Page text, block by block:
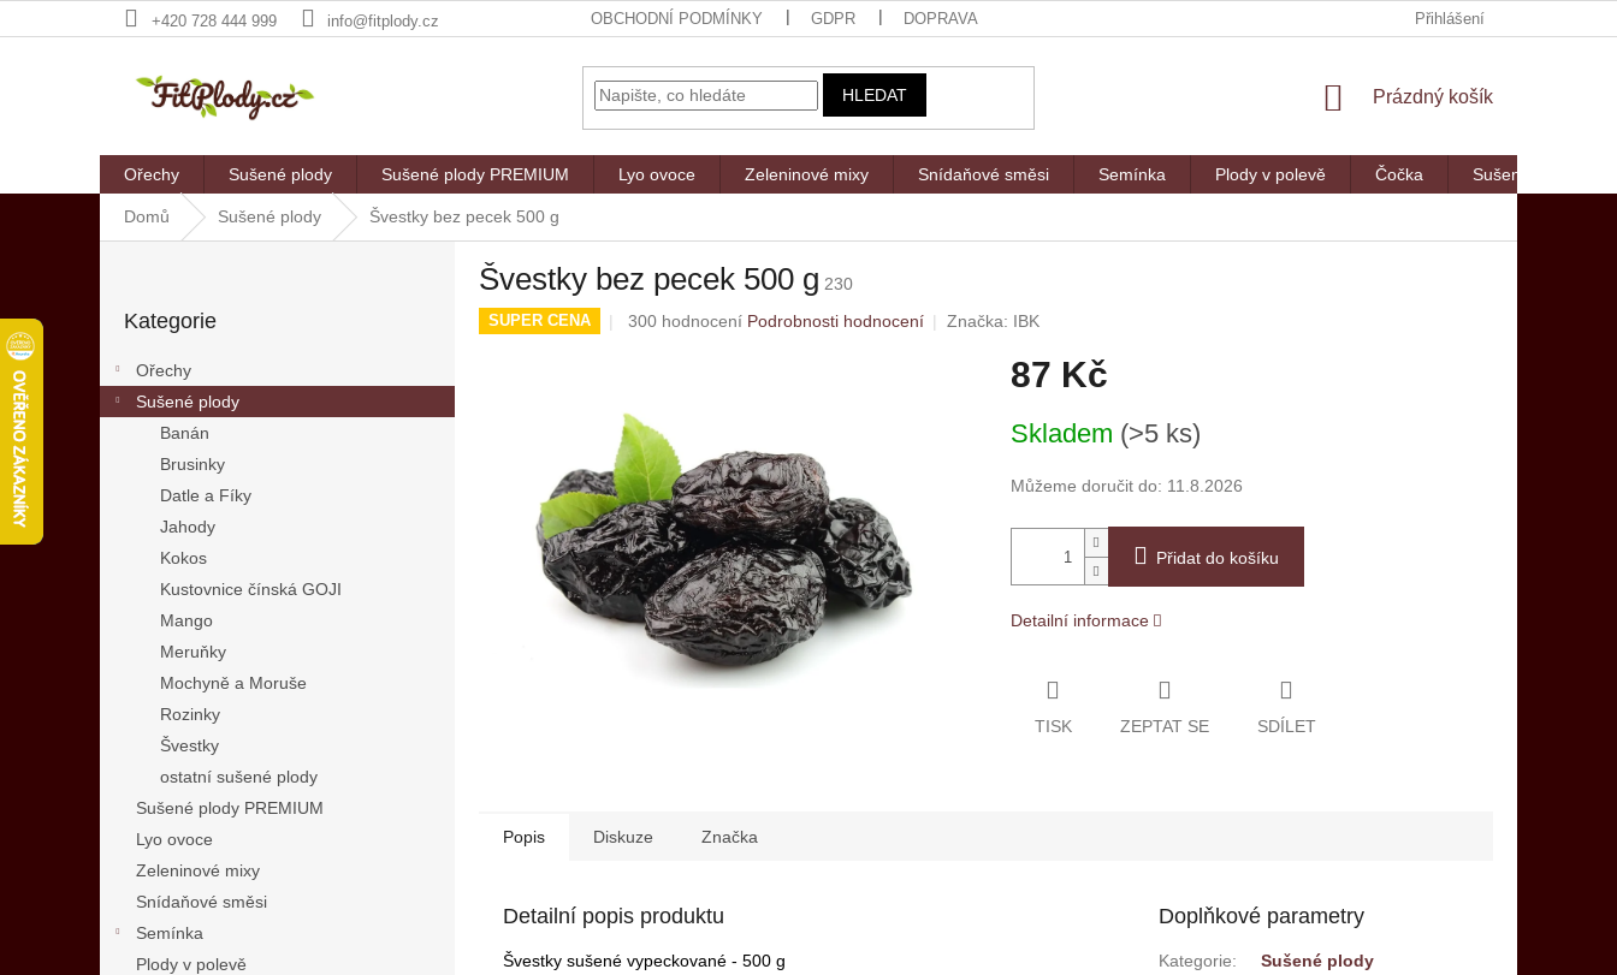
na
+420 728 444 999 info@fitplody.cz OBCHODNÍ PODMÍNKY GDPR DOPRAVA Přihlášení
HLEDAT
NÁKUPNÍ
Prázdný košík
Ořechy Sušené plody Sušené plody PREMIUM Lyo ovoce Zeleninové mixy Snídaňové směsi Semínka Plody v polevě Čočka Sušené maso
Domů Sušené plody Švestky bez pecek 500 g
a
n
kategorie
Kategorie
Ořechy
Sušené plody
Banán
Brusinky
Datle a Fíky
Jahody
Kokos
Kustovnice čínská GOJI
Mango
Meruňky
Mochyně a Moruše
Rozinky
Švestky
ostatní sušené plody
Sušené plody PREMIUM
Lyo ovoce
Zeleninové mixy
Snídaňové směsi
Semínka
Plody v polevě
Švestky bez pecek 500 g 230
SUPER CENA
Průměrné
4,9
z
5
hvězdiček.
300 hodnocení Podrobnosti hodnocení Značka: IBK
87 Kč
cena:
Skladem (>5 ks)
Můžeme doručit do: 11.8.2026
Přidat do košíku
Detailní informace
TISK ZEPTAT SE SDÍLET
Popis Diskuze Značka
Detailní popis produktu
Švestky sušené vypeckované - 500 g
Doplňkové parametry
Kategorie:
Sušené plody